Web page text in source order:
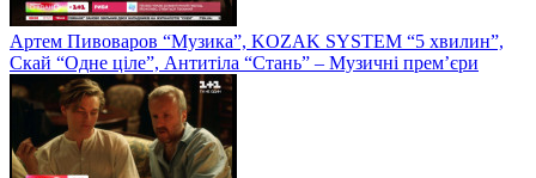
Артем Пивоваров “Музика”, KOZAK SYSTEM “5 хвилин”,
Скай “Одне ціле”, Антитіла “Стань” – Музичні прем’єри